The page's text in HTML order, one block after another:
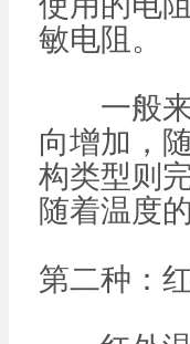
敏电阻。
一般来
向增加，
构类型则
随着温度
第二种：